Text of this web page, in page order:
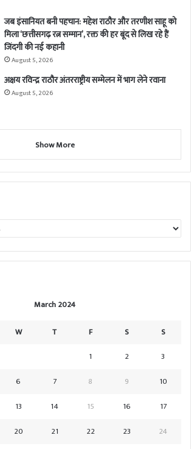
जब इंसानियत बनी पहचान: महेश राठौर और तरणीश साहू को
मिला ‘छत्तीसगढ़ रत्न सम्मान’, रक्त की हर बूंद से लिख रहे हैं
जिंदगी की नई कहानी
August 5, 2026
अक्षय रविन्द्र राठौर अंतरराष्ट्रीय सम्मेलन में भाग लेने रवाना
August 5, 2026
Show More
March 2024
W T F S
S
1
2
3
6 7 8 9
10
13 14 15 16
17
20 21 22 23
24